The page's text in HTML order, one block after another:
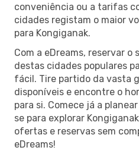
conveniência ou a tarifas
cidades registam o maior
para Kongiganak.
Com a eDreams, reservar o
destas cidades populares
fácil. Tire partido da vasta
disponíveis e encontre o
para si. Comece já a
se para explorar
ofertas e reservas sem
eDreams!